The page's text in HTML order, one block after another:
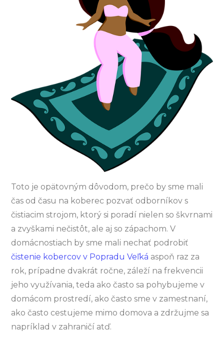
Toto je opätovným dôvodom, prečo by sme mali
čas od času na koberec pozvať odborníkov s
čistiacim strojom, ktorý si poradí nielen so škvrnami
a zvyškami nečistôt, ale aj so zápachom. V
domácnostiach by sme mali nechať podrobiť
čistenie kobercov v Popradu Veľká aspoň raz za
rok, prípadne dvakrát ročne, záleží na frekvencii
jeho využívania, teda ako často sa pohybujeme v
domácom prostredí, ako často sme v zamestnaní,
ako často cestujeme mimo domova a zdržujme sa
napríklad v zahraničí atď.